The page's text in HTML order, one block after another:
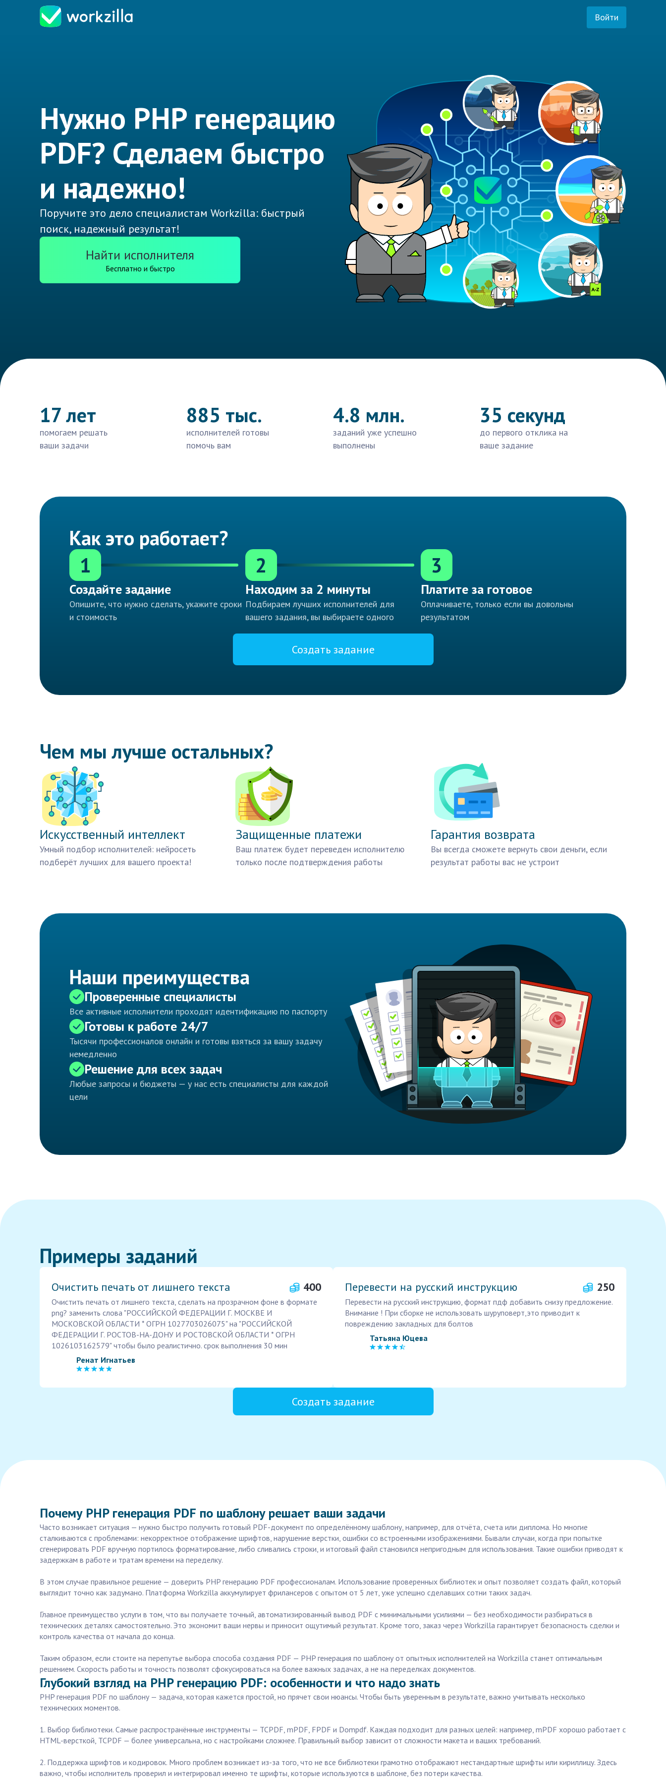
Войти
Нужно PHP генерацию
PDF? Сделаем быстро
и надежно!
Поручите это дело специалистам Workzilla: быстрый
поиск, надежный результат!
Найти исполнителя
Бесплатно и быстро
17 лет
помогаем решать
ваши задачи
885 тыс.
исполнителей готовы
помочь вам
4.8 млн.
заданий уже успешно
выполнены
35 секунд
до первого отклика на
ваше задание
Как это работает?
1
Создайте задание
Опишите, что нужно сделать, укажите сроки
и стоимость
2
Находим за 2 минуты
Подбираем лучших исполнителей для
вашего задания, вы выбираете одного
3
Платите за готовое
Оплачиваете, только если вы довольны
результатом
Создать задание
Чем мы лучше остальных?
Искусственный интеллект
Умный подбор исполнителей: нейросеть
подберёт лучших для вашего проекта!
Защищенные платежи
Ваш платеж будет переведен исполнителю
только после подтверждения работы
Гарантия возврата
Вы всегда сможете вернуть свои деньги, если
результат работы вас не устроит
Наши преимущества
Проверенные специалисты
Все активные исполнители проходят идентификацию по паспорту
Готовы к работе 24/7
Тысячи профессионалов онлайн и готовы взяться за вашу задачу
немедленно
Решение для всех задач
Любые запросы и бюджеты — у нас есть специалисты для каждой
цели
Примеры заданий
Очистить печать от лишнего текста 400
Очистить печать от лишнего текста, сделать на прозрачном фоне в формате
png? заменить слова "РОССИЙСКОЙ ФЕДЕРАЦИИ Г. МОСКВЕ И
МОСКОВСКОЙ ОБЛАСТИ * ОГРН 1027703026075" на "РОССИЙСКОЙ
ФЕДЕРАЦИИ Г. РОСТОВ-НА-ДОНУ И РОСТОВСКОЙ ОБЛАСТИ * ОГРН
1026103162579" чтобы было реалистично. срок выполнения 30 мин
Ренат Игнатьев
Перевести на русский инструкцию 250
Перевести на русский инструкцию, формат пдф добавить снизу предложение.
Внимание ! При сборке не использовать шуруповерт,это приводит к
повреждению закладных для болтов
Татьяна Юцева
Создать задание
Почему PHP генерация PDF по шаблону решает ваши задачи
Часто возникает ситуация — нужно быстро получить готовый PDF-документ по определённому шаблону, например, для отчёта, счета или диплома. Но многие
сталкиваются с проблемами: некорректное отображение шрифтов, нарушение верстки, ошибки со встроенными изображениями. Бывали случаи, когда при попытке
сгенерировать PDF вручную портилось форматирование, либо сливались строки, и итоговый файл становился непригодным для использования. Такие ошибки приводят к
задержкам в работе и тратам времени на переделку.
В этом случае правильное решение — доверить PHP генерацию PDF профессионалам. Использование проверенных библиотек и опыт позволяет создать файл, который
выглядит точно как задумано. Платформа Workzilla аккумулирует фрилансеров с опытом от 5 лет, уже успешно сделавших сотни таких задач.
Главное преимущество услуги в том, что вы получаете точный, автоматизированный вывод PDF с минимальными усилиями — без необходимости разбираться в
технических деталях самостоятельно. Это экономит ваши нервы и приносит ощутимый результат. Кроме того, заказ через Workzilla гарантирует безопасность сделки и
контроль качества от начала до конца.
Таким образом, если стоите на перепутье выбора способа создания PDF — PHP генерация по шаблону от опытных исполнителей на Workzilla станет оптимальным
решением. Скорость работы и точность позволят сфокусироваться на более важных задачах, а не на переделках документов.
Глубокий взгляд на PHP генерацию PDF: особенности и что надо знать
PHP генерация PDF по шаблону — задача, которая кажется простой, но прячет свои нюансы. Чтобы быть уверенным в результате, важно учитывать несколько
технических моментов.
1. Выбор библиотеки. Самые распространённые инструменты — TCPDF, mPDF, FPDF и Dompdf. Каждая подходит для разных целей: например, mPDF хорошо работает с
HTML-версткой, TCPDF — более универсальна, но с настройками сложнее. Правильный выбор зависит от сложности макета и ваших требований.
2. Поддержка шрифтов и кодировок. Много проблем возникает из-за того, что не все библиотеки грамотно отображают нестандартные шрифты или кириллицу. Здесь
важно, чтобы исполнитель проверил и интегрировал именно те шрифты, которые используются в шаблоне, без потери качества.